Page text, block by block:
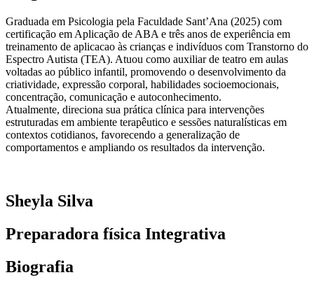
Graduada em Psicologia pela Faculdade Sant’Ana (2025) com
certificação em Aplicação de ABA e três anos de experiência em
treinamento de aplicacao às crianças e indivíduos com Transtorno do
Espectro Autista (TEA). Atuou como auxiliar de teatro em aulas
voltadas ao público infantil, promovendo o desenvolvimento da
criatividade, expressão corporal, habilidades socioemocionais,
concentração, comunicação e autoconhecimento.
Atualmente, direciona sua prática clínica para intervenções
estruturadas em ambiente terapêutico e sessões naturalísticas em
contextos cotidianos, favorecendo a generalização de
comportamentos e ampliando os resultados da intervenção.
Sheyla Silva
Preparadora física Integrativa
Biografia